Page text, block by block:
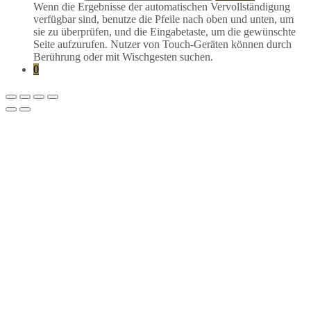
Wenn die Ergebnisse der automatischen Vervollständigung
verfügbar sind, benutze die Pfeile nach oben und unten, um
sie zu überprüfen, und die Eingabetaste, um die gewünschte
Seite aufzurufen. Nutzer von Touch-Geräten können durch
Berührung oder mit Wischgesten suchen.
0